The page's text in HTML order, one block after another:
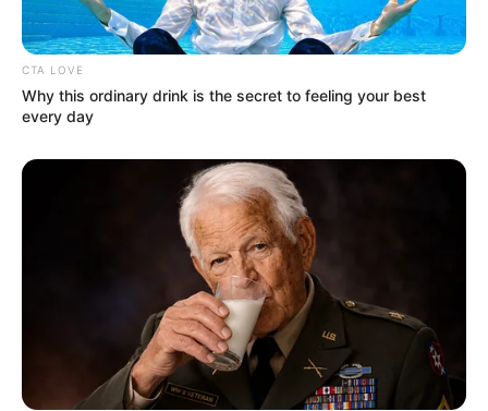
CTA LOVE
Why this ordinary drink is the secret to feeling your best
every day